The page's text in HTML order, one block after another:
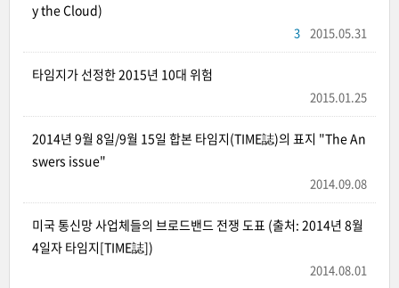
y the Cloud)
2015.05.31
3
타임지가 선정한 2015년 10대 위험
2015.01.25
2014년 9월 8일/9월 15일 합본 타임지(TIME誌)의 표지 "The An
swers issue"
2014.09.08
미국 통신망 사업체들의 브로드밴드 전쟁 도표 (출처: 2014년 8월
4일자 타임지[TIME誌])
2014.08.01